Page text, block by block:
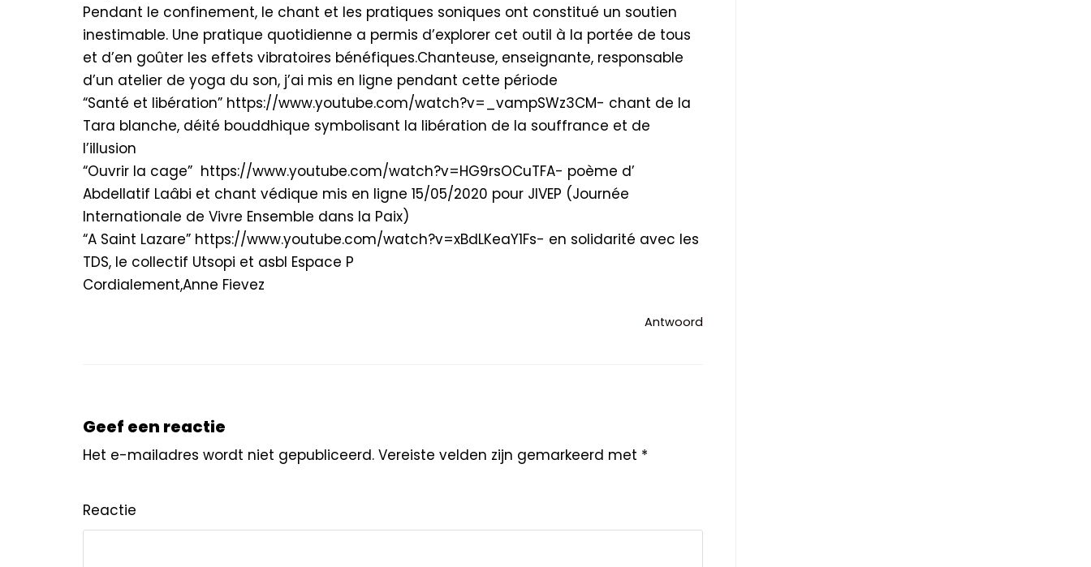
Pendant le confinement, le chant et les pratiques soniques ont constitué un soutien
inestimable. Une pratique quotidienne a permis d’explorer cet outil à la portée de tous
et d’en goûter les effets vibratoires bénéfiques.Chanteuse, enseignante, responsable
d’un atelier de yoga du son, j’ai mis en ligne pendant cette période
“Santé et libération” https://www.youtube.com/watch?v=_vampSWz3CM- chant de la
Tara blanche, déité bouddhique symbolisant la libération de la souffrance et de
l’illusion
“Ouvrir la cage” https://www.youtube.com/watch?v=HG9rsOCuTFA- poème d’
Abdellatif Laâbi et chant védique mis en ligne 15/05/2020 pour JIVEP (Journée
Internationale de Vivre Ensemble dans la Paix)
“A Saint Lazare” https://www.youtube.com/watch?v=xBdLKeaY1Fs- en solidarité avec les
TDS, le collectif Utsopi et asbl Espace P
Cordialement,Anne Fievez
Antwoord
Geef een reactie
Het e-mailadres wordt niet gepubliceerd. Vereiste velden zijn gemarkeerd met *
Reactie